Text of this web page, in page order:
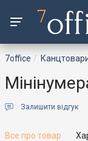
7office
Залишити відгук
Все про товар